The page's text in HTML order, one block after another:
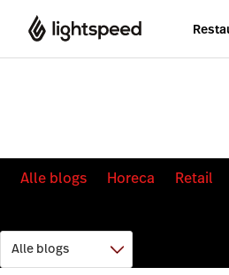
Alle blogs Horeca Retail